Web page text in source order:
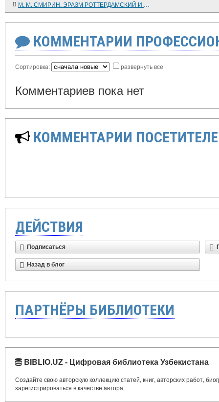
М. М. СМИРИН. ЭРАЗМ РОТТЕРДАМСКИЙ И РЕФОРМАЦИОННОЕ ДВИЖЕНИЕ В ГЕРМАНИИ. ОЧЕРКИ ПО ИСТОРИИ ГУМАНИСТИЧЕСКОЙ И РЕФОРМАЦИОННОЙ МЫСЛИ
КОММЕНТАРИИ
Сортировка: развернуть все
Комментариев пока нет
КОММЕНТАРИИ
ДЕЙСТВИЯ
Подписаться
Назад в блог
ПАРТНЁРЫ БИБЛИОТЕКИ
BIBLIO.UZ - Цифровая библиотека Узбекистана
Создайте свою авторскую коллекцию статей, книг, авторских работ,
зарегистрироваться в качестве автора.